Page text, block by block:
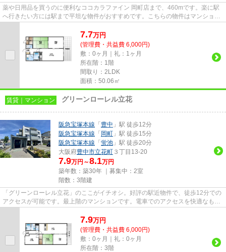
薬や日用品を買うのに便利なココカラファイン 岡町店まで、460mです。楽に駅
へ行きたい方には駅まで平坦な物件がおすすめです。こちらの物件はマンション
7.7万円
(管理費・共益費 6,000円)
敷：0ヶ月｜礼：1ヶ月
所在階：1階
間取り：2LDK
面積：50.06㎡
賃貸｜マンション グリーンローレル立花
阪急宝塚本線 「 豊中 」駅 徒歩12分
阪急宝塚本線 「 岡町 」駅 徒歩15分
阪急宝塚本線 「 蛍池 」駅 徒歩20分
大阪府豊中市立花町 ３丁目13-20
7.9万円～8.1万円
築年数：築30年 ｜募集中： 2室
階数：3階建
「グリーンローレル立花」のここがイチオシ。好評の駅近物件で、徒歩12分での
アクセスが可能です。最上階のマンションです。電車でのアクセスを快適なもの
7.9万円
(管理費・共益費 6,000円)
敷：0ヶ月｜礼：0ヶ月
所在階：3階